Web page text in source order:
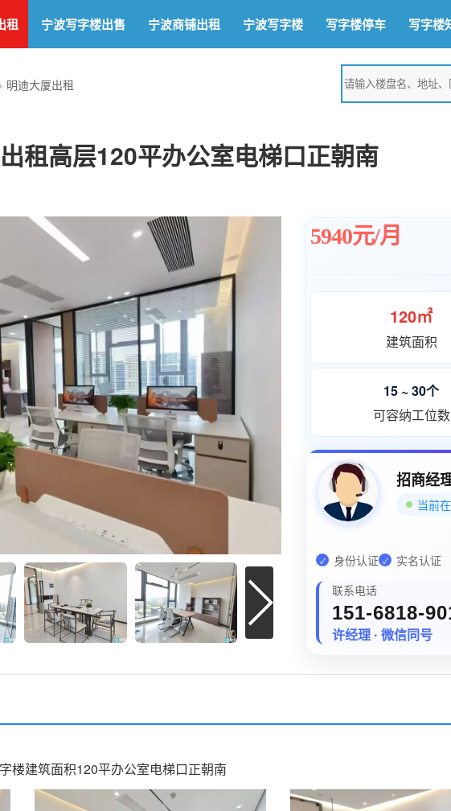
租 宁波写字楼出售 宁波商铺出租 宁波写字楼 写字楼停车 写字楼
明迪大厦出租
租高层120平办公室电梯口正朝南
5940元/月
120㎡
建筑面积
15 ~ 30个
可容纳工位数
招商经
当前
✓ 身份认证 ✓ 实名认证
联系电话
151-6818-
许经理 · 微信同号
楼建筑面积120平办公室电梯口正朝南